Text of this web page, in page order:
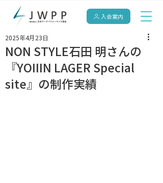
入会案内
NON STYLE石田 明さんの
『YOIIIN LAGER Special
site』の制作実績
2025年4月23日